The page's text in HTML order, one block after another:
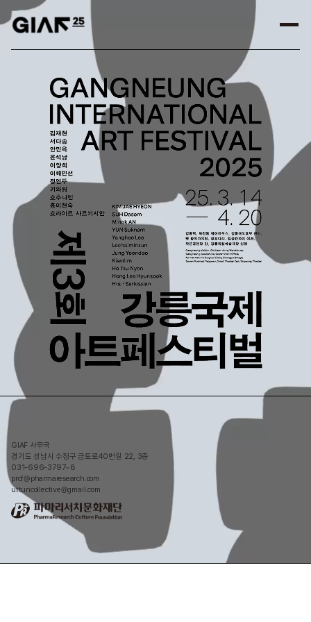
GIAF 사무국
경기도 성남시 수정구 금토로40번길 22, 3층
031-696-3797~8
prcf@pharmaresearch.com
uttuncollective@gmail.com